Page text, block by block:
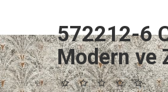
572212-6
Modern ve